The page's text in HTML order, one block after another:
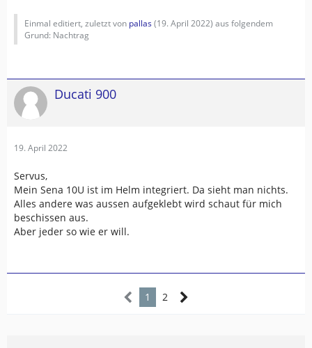
Einmal editiert, zuletzt von pallas(19. April 2022) aus folgendem
Grund: Nachtrag
Ducati 900
19. April 2022
Servus,
Mein Sena 10U ist im Helm integriert. Da sieht man nichts.
Alles andere was aussen aufgeklebt wird schaut für mich
beschissen aus.
Aber jeder so wie er will.
1 2